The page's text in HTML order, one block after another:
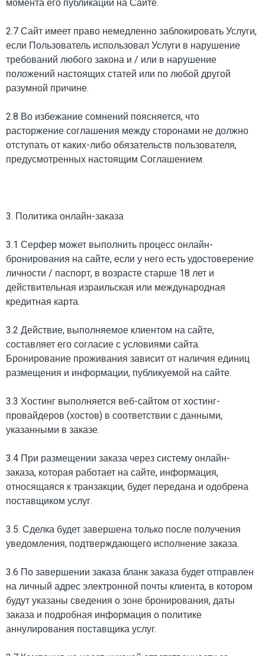
момента его публикации на Сайте.
2.7 Сайт имеет право немедленно заблокировать Услуги,
если Пользователь использовал Услуги в нарушение
требований любого закона и / или в нарушение
положений настоящих статей или по любой другой
разумной причине.
2.8 Во избежание сомнений поясняется, что
расторжение соглашения между сторонами не должно
отступать от каких-либо обязательств пользователя,
предусмотренных настоящим Соглашением.
3. Политика онлайн-заказа
3.1 Серфер может выполнить процесс онлайн-
бронирования на сайте, если у него есть удостоверение
личности / паспорт, в возрасте старше 18 лет и
действительная израильская или международная
кредитная карта.
3.2 Действие, выполняемое клиентом на сайте,
составляет его согласие с условиями сайта.
Бронирование проживания зависит от наличия единиц
размещения и информации, публикуемой на сайте.
3.3 Хостинг выполняется веб-сайтом от хостинг-
провайдеров (хостов) в соответствии с данными,
указанными в заказе.
3.4 При размещении заказа через систему онлайн-
заказа, которая работает на сайте, информация,
относящаяся к транзакции, будет передана и одобрена
поставщиком услуг.
3.5. Сделка будет завершена только после получения
уведомления, подтверждающего исполнение заказа.
3.6 По завершении заказа бланк заказа будет отправлен
на личный адрес электронной почты клиента, в котором
будут указаны сведения о зоне бронирования, даты
заказа и подробная информация о политике
аннулирования поставщика услуг.